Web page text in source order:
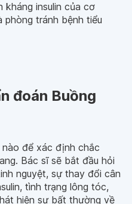
kháng insulin của cơ
phòng tránh bệnh tiểu
đoán Buồng
để xác định chắc
Bác sĩ sẽ bắt đầu hỏi
nguyệt, sự thay đổi cân
tình trạng lông tóc,
hiện sự bất thường về